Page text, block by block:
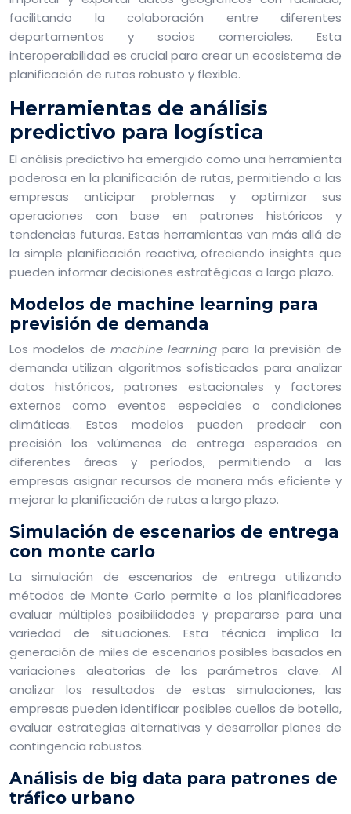
facilitando la colaboración entre diferentes
departamentos y socios comerciales. Esta
interoperabilidad es crucial para crear un ecosistema de
planificación de rutas robusto y flexible.
Herramientas de análisis
predictivo para logística
El análisis predictivo ha emergido como una herramienta
poderosa en la planificación de rutas, permitiendo a las
empresas anticipar problemas y optimizar sus
operaciones con base en patrones históricos y
tendencias futuras. Estas herramientas van más allá de
la simple planificación reactiva, ofreciendo insights que
pueden informar decisiones estratégicas a largo plazo.
Modelos de machine learning para
previsión de demanda
Los modelos de machine learning para la previsión de
demanda utilizan algoritmos sofisticados para analizar
datos históricos, patrones estacionales y factores
externos como eventos especiales o condiciones
climáticas. Estos modelos pueden predecir con
precisión los volúmenes de entrega esperados en
diferentes áreas y períodos, permitiendo a las
empresas asignar recursos de manera más eficiente y
mejorar la planificación de rutas a largo plazo.
Simulación de escenarios de entrega
con monte carlo
La simulación de escenarios de entrega utilizando
métodos de Monte Carlo permite a los planificadores
evaluar múltiples posibilidades y prepararse para una
variedad de situaciones. Esta técnica implica la
generación de miles de escenarios posibles basados en
variaciones aleatorias de los parámetros clave. Al
analizar los resultados de estas simulaciones, las
empresas pueden identificar posibles cuellos de botella,
evaluar estrategias alternativas y desarrollar planes de
contingencia robustos.
Análisis de big data para patrones de
tráfico urbano